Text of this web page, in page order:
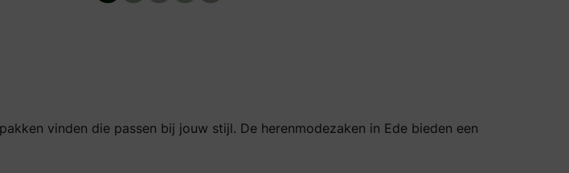
vinden die passen bij jouw stijl. De herenmodezaken in Ede bieden een